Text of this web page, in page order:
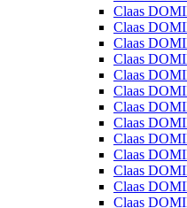
Claas
Claas
Claas
Claas
Claas
Claas
Claas
Claas
Claas
Claas
Claas
Claas
Claas